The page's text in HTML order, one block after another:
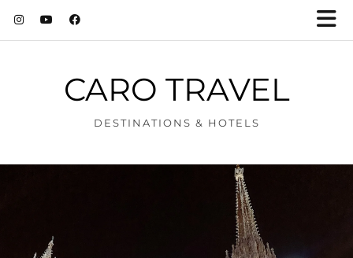
CARO TRAVEL
DESTINATIONS & HOTELS